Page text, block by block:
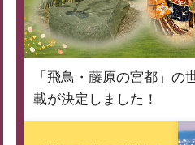
「飛鳥・藤原の宮都」の
載が決定しました！